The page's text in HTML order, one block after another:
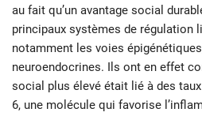
au fait qu’un avantage social
principaux systèmes de régulation
notamment les voies
neuroendocrines. Ils ont en effet
social plus élevé était lié à des
6, une molécule qui favorise